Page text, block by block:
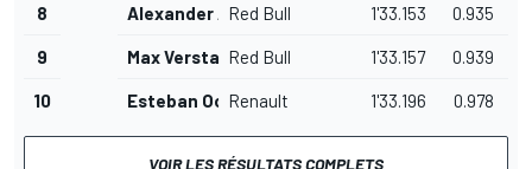
8 Alexander Albon
Red Bull 1'33.153 0.935
9 Max VerstappenRed Bull 1'33.157 0.939
10 Esteban OconRenault 1'33.196 0.978
VOIR LES RÉSULTATS COMPLETS